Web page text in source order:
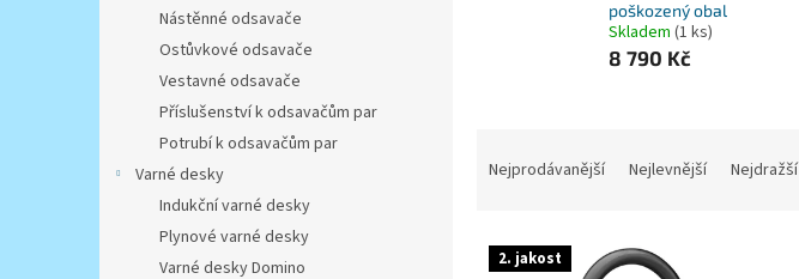
Nástěnné odsavače
Ostůvkové odsavače
Vestavné odsavače
Příslušenství k odsavačům par
Potrubí k odsavačům par
Varné desky
Indukční varné desky
Plynové varné desky
Varné desky Domino
poškozený obal
Skladem (1 ks)
8 790 Kč
n
Nejprodávanější Nejlevnější Nejdražší
V 2. jakost